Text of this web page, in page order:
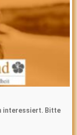
interessiert. Bitte